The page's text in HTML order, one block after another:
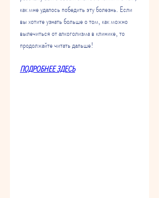
как мне удалось победить эту болезнь. Если
вы хотите узнать больше о том, как можно
вылечиться от алкоголизма в клинике, то
продолжайте читать дальше!
ПОДРОБНЕЕ ЗДЕСЬ